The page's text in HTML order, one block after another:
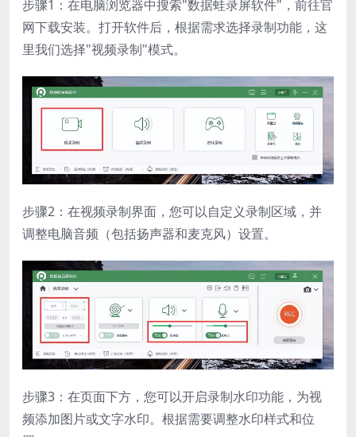
步骤1：在电脑浏览器中搜索"数据蛙录屏软件"，前往官
网下载安装。打开软件后，根据需求选择录制功能，这
里我们选择"视频录制"模式。
步骤2：在视频录制界面，您可以自定义录制区域，并
调整电脑音频（包括扬声器和麦克风）设置。
步骤3：在页面下方，您可以开启录制水印功能，为视
频添加图片或文字水印。根据需要调整水印样式和位